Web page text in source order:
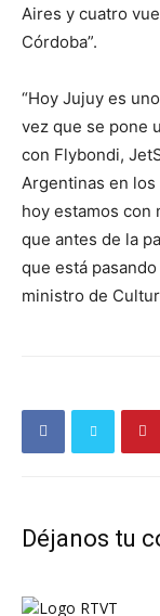
Aires y cuatro
Córdoba”.
“Hoy Jujuy es
vez que se pone
con Flybondi,
Argentinas en
hoy estamos con
que antes de la
que está
ministro de
Déjanos tu